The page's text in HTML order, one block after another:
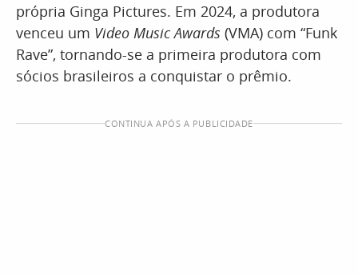
própria Ginga Pictures. Em 2024, a produtora
venceu um Video Music Awards (VMA) com “Funk
Rave”, tornando-se a primeira produtora com
sócios brasileiros a conquistar o prêmio.
CONTINUA APÓS A PUBLICIDADE